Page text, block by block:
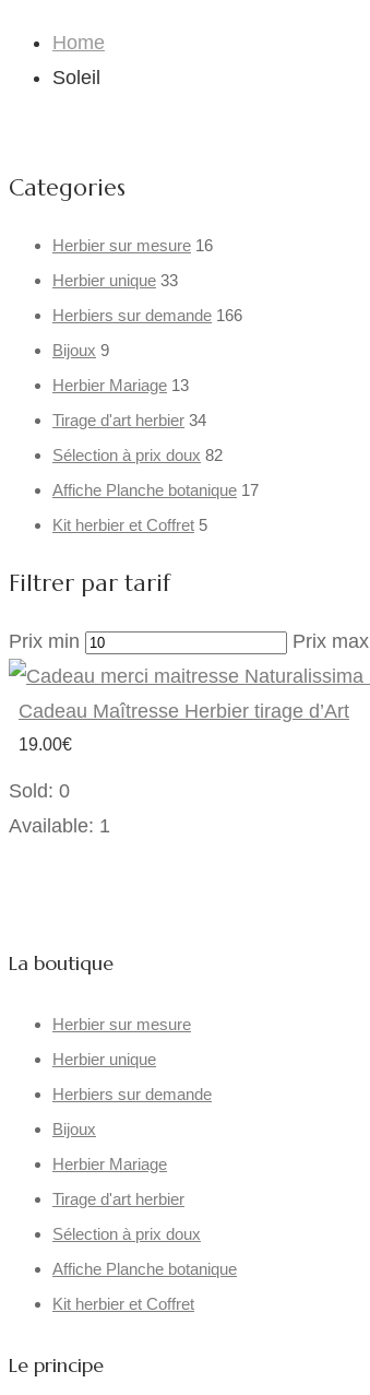
Home
Soleil
Categories
Herbier sur mesure 16
Herbier unique 33
Herbiers sur demande 166
Bijoux 9
Herbier Mariage 13
Tirage d'art herbier 34
Sélection à prix doux 82
Affiche Planche botanique 17
Kit herbier et Coffret 5
Filtrer par tarif
Prix min Prix max
Cadeau Maîtresse Herbier tirage d’Art
19.00€
Sold: 0
Available: 1
La boutique
Herbier sur mesure
Herbier unique
Herbiers sur demande
Bijoux
Herbier Mariage
Tirage d'art herbier
Sélection à prix doux
Affiche Planche botanique
Kit herbier et Coffret
Le principe